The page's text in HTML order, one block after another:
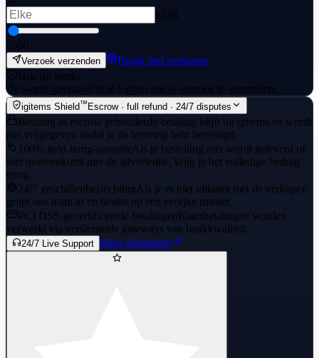
EUR
0500
Verzoek verzenden
Begin met verkopen
Hoe dit werkt
· Je wordt gevraagd in te loggen om je verzoek te verzenden.
igitems Shield™Escrow · full refund · 24/7 disputes
Betaling in escrow gehouden Je betaling blijft bij igitems en wordt
pas vrijgegeven nadat je de levering hebt bevestigd.
100% geld-terug-garantieAls je bestelling niet wordt geleverd of
niet overeenkomt met de advertentie, krijg je het volledige bedrag
terug.
24/7 geschillenbeslechtingAls je er niet uitkomt met de verkoper,
grijpt ons team in en beslist op een eerlijke manier.
PCI DSS-gecertificeerde betalingenKaartbetalingen worden
verwerkt via versleutelde gateways van bankkwaliteit.
24/7 Live Support Meer informatie